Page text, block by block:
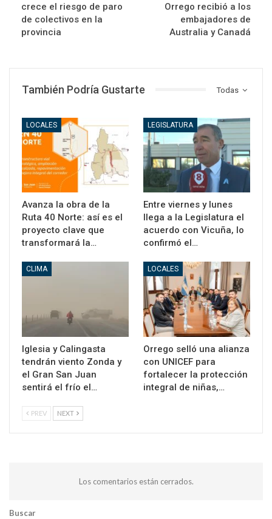
crece el riesgo de paro
de colectivos en la
provincia
Orrego recibió a los
embajadores de
Australia y Canadá
Todas
También Podría Gustarte
LOCALES
Avanza la obra de la
Ruta 40 Norte: así es el
proyecto clave que
transformará la…
LEGISLATURA
Entre viernes y lunes
llega a la Legislatura el
acuerdo con Vicuña, lo
confirmó el…
CLIMA
Iglesia y Calingasta
tendrán viento Zonda y
el Gran San Juan
sentirá el frío el…
LOCALES
Orrego selló una alianza
con UNICEF para
fortalecer la protección
integral de niñas,…
PREV NEXT
Los comentarios están cerrados.
Buscar